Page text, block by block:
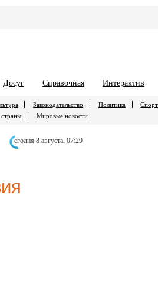
Досуг Справочная Интерактив
Законодательство Политика Спорт
Мировые новости
егодня 8 августа, 07:29